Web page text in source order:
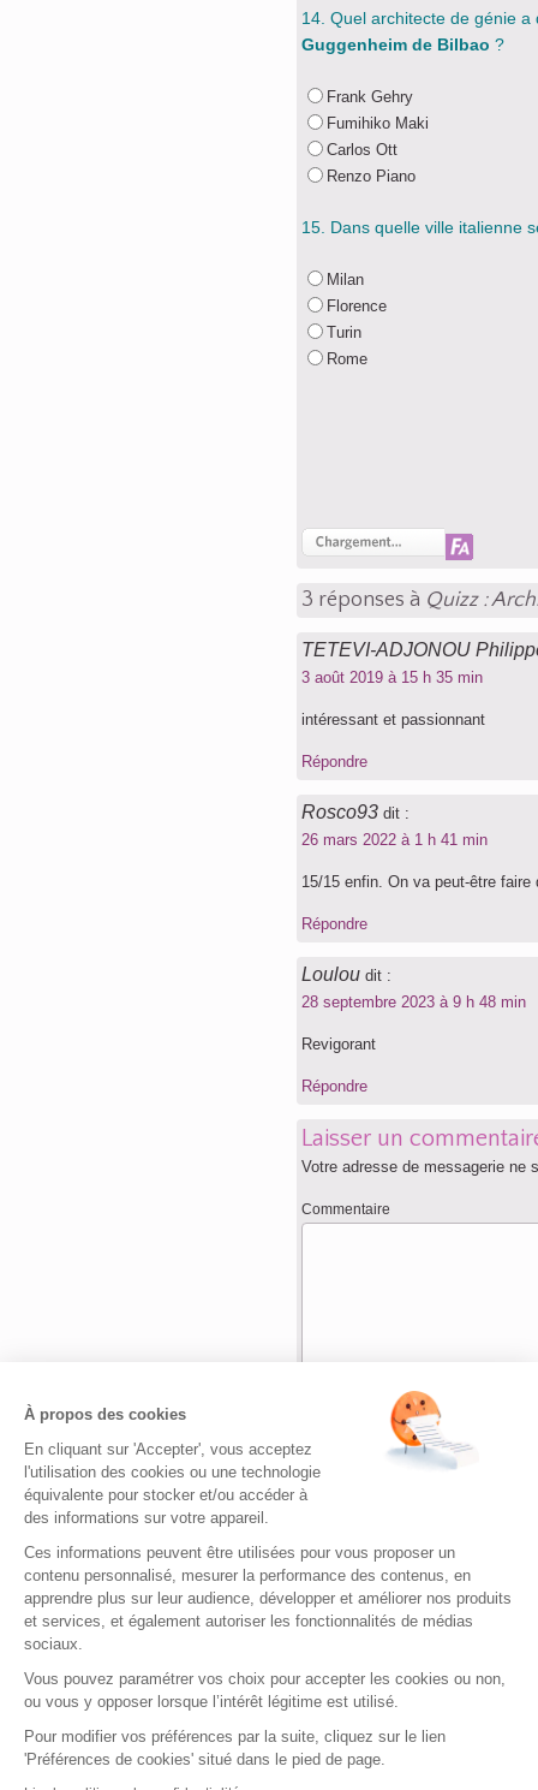
14. Quel architecte de génie
Guggenheim de Bilbao ?
Frank Gehry
Fumihiko Maki
Carlos Ott
Renzo Piano
15. Dans quelle ville italienne
Milan
Florence
Turin
Rome
3 réponses à Quizz :
TETEVI-ADJONOU
3 août 2019 à 15 h 35 min
intéressant et passionnant
Répondre
Rosco93 dit :
26 mars 2022 à 1 h 41 min
15/15 enfin. On va peut-être
Répondre
Loulou dit :
28 septembre 2023 à 9 h 48 min
Revigorant
Répondre
Laisser un
Votre adresse de messagerie ne
Commentaire
Adresse de messagerie
Quizz.fr - de nombreux quizz gratuits pour
À propos des cookies
En cliquant sur 'Accepter', vous acceptez
l'utilisation des cookies ou une technologie
équivalente pour stocker et/ou accéder à
des informations sur votre appareil.
Ces informations peuvent être utilisées pour vous proposer un
contenu personnalisé, mesurer la performance des contenus, en
apprendre plus sur leur audience, développer et améliorer nos produits
et services, et également autoriser les fonctionnalités de médias
sociaux.
Vous pouvez paramétrer vos choix pour accepter les cookies ou non,
ou vous y opposer lorsque l’intérêt légitime est utilisé.
Pour modifier vos préférences par la suite, cliquez sur le lien
'Préférences de cookies' situé dans le pied de page.